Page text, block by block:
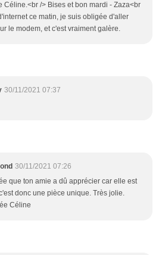
Céline.<br /> Bises et bon mardi - Zaza<br
ce matin, je suis obligée d'aller
le modem, et c'est vraiment galère.
30/11/2021 07:37
30/11/2021 07:26
que ton amie a dû apprécier car elle est
donc une pièce unique. Très jolie.
Céline